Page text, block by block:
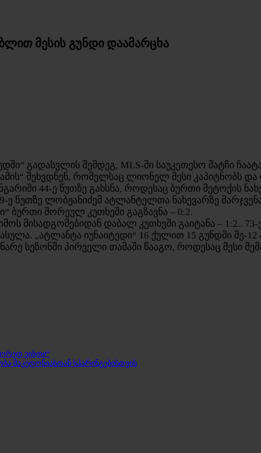
მესის გუნდი დაამარცხა
გადასვლის შემდეგ, MLS-ში საუკეთესო მატჩი
შეხვდნენ, რომელსაც ლიონელ მესი კაპიტნობს
44-ე წუთზე გახსნა, როდესაც ბურთი მეტოქის
ე წუთზე ლობჟანიძემ ატლანტელთა ნახევარზე
ბურთი შორეულ კუთხეში გაგზავნა – 0:2.
მისადგომებიდან დაბალ კუთხეში გაიტანა – 1:2..
„ატლანტა იუნაიტედი“ 16 ქულით 15 გუნდში მე-12
სეზონში პირველი თამაში წააგო, როდესაც მესი
ვიხდი“
მაკედონიასთან სპარინგებისთვის